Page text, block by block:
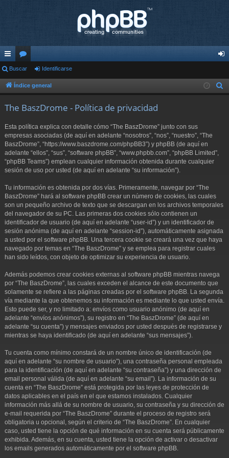
nl
ac
pi
do
s
or
os nti
Buscar Identificarse
Índice general
The BaszDrome - Política de privacidad
Esta política explica con detalle cómo “The BaszDrome” junto con sus
empresas asociadas (de aquí en adelante “nosotros”, “nos”, “nuestro”, “The
BaszDrome”, “https://www.baszdrome.com/phpBB3”) y phpBB (de aquí en
adelante “ellos”, “sus”, “software phpBB”, “www.phpbb.com”, “phpBB Limited”,
“phpBB Teams”) emplean cualquier información obtenida durante cualquier
sesión de uso por usted (de aquí en adelante “su información”).
Tu información es obtenida por dos vías. Primeramente, navegar por “The
BaszDrome” hará al software phpBB crear un número de cookies, las cuales
son un pequeño archivo de texto que se descargan en los archivos temporales
del navegador de su PC. Las primeras dos cookies sólo contienen un
identificador de usuario (de aquí en adelante “user-id”) y un identificador de
sesión anónima (de aquí en adelante “session-id”), automáticamente asignada
a usted por el software phpBB. Una tercera cookie se creará una vez que haya
navegado por temas en “The BaszDrome” y se emplea para registrar cuales
han sido leídos, con objeto de optimizar su experiencia de usuario.
Además podemos crear cookies externas al software phpBB mientras navega
por “The BaszDrome”, las cuales exceden el alcance de este documento que
solamente se refiere a las páginas creadas por el software phpBB. La segunda
vía mediante la que obtenemos su información es mediante lo que usted envía.
Esto puede ser, y no limitado a: envíos como usuario anónimo (de aquí en
adelante “envíos anónimos”), su registro en “The BaszDrome” (de aquí en
adelante “su cuenta”) y mensajes enviados por usted después de registrarse y
mientras se haya identificado (de aquí en adelante “sus mensajes”).
Tu cuenta como mínimo constará de un nombre único de identificación (de
aquí en adelante “su nombre de usuario”), una contraseña personal empleada
para la identificación (de aquí en adelante “su contraseña”) y una dirección de
email personal válida (de aquí en adelante “su email”). La información de su
cuenta en “The BaszDrome” está protegida por las leyes de protección de
datos aplicables en el país en el que estamos instalados. Cualquier
información más allá de su nombre de usuario, su contraseña y su dirección de
e-mail requerida por “The BaszDrome” durante el proceso de registro será
obligatoria u opcional, según el criterio de “The BaszDrome”. En cualquier
caso, usted tiene la opción de qué información en su cuenta será públicamente
exhibida. Además, en su cuenta, usted tiene la opción de activar o desactivar
los emails generados automáticamente por el software phpBB.